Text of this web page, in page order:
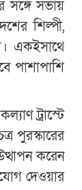
সঙ্গে সভায়
শিল্পী,
একইসাথে
পাশাপাশি
ট্রাস্টে
পুরস্কারের
করেন
দেওয়ার